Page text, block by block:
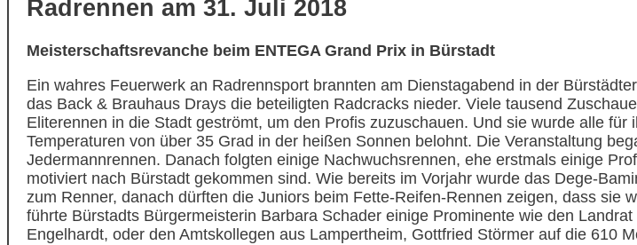
Radrennen am 31. Juli 2018
Meisterschaftsrevanche beim ENTEGA Grand Prix in Bürstadt
Ein wahres Feuerwerk an Radrennsport brannten am Dienstagabend in der
das Back & Brauhaus Drays die beteiligten Radcracks nieder. Viele tausend
Eliterennen in die Stadt geströmt, um den Profis zuzuschauen. Und sie wurde alle für
Temperaturen von über 35 Grad in der heißen Sonnen belohnt. Die Veranstaltung
Jedermannrennen. Danach folgten einige Nachwuchsrennen, ehe erstmals einige
motiviert nach Bürstadt gekommen sind. Wie bereits im Vorjahr wurde das Dege-
zum Renner, danach dürften die Juniors beim Fette-Reifen-Rennen zeigen, dass sie
führte Bürstadts Bürgermeisterin Barbara Schader einige Prominente wie den
Engelhardt, oder den Amtskollegen aus Lampertheim, Gottfried Störmer auf die 610